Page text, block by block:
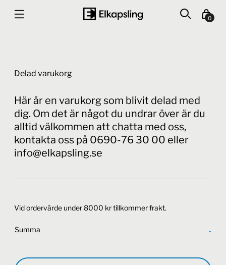
0
Delad varukorg
Här är en varukorg som blivit delad med
dig. Om det är något du undrar över är du
alltid välkommen att chatta med oss,
kontakta oss på 0690-76 30 00 eller
info@elkapsling.se
Vid ordervärde under 8000 kr tillkommer frakt.
Summa -